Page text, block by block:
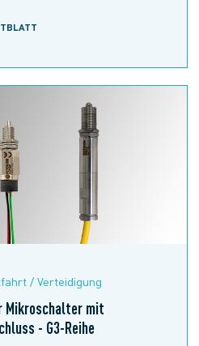
/ Verteidigung
Mikroschalter mit
- G3-Reihe